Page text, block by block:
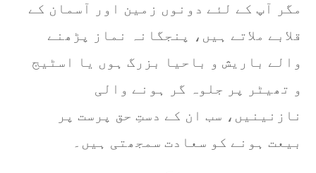
مگر آپ کے لئے دونوں زمین اور آسمان کے
قلابے ملاتے ہیں، پنجگانہ نماز پڑھنے
والے باریش و باحیا بزرگ ہوں یا اسٹیج
و تھیٹر پر جلوہ گر ہونے والی
نازنینیں، سب ان کے دستِ حق پرست پر
بیعت ہونے کو سعادت سمجھتی ہیں۔